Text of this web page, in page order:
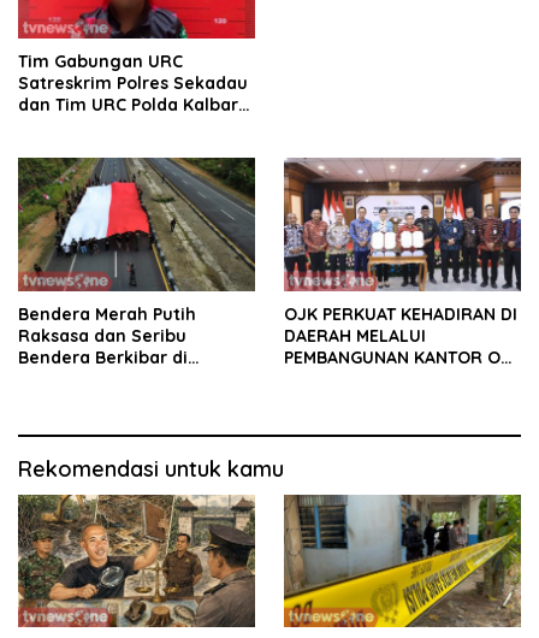
Tim Gabungan URC
Satreskrim Polres Sekadau
dan Tim URC Polda Kalbar
Bendera Merah Putih
Raksasa dan Seribu
Bendera Berkibar di
OJK PERKUAT KEHADIRAN DI
DAERAH MELALUI
PEMBANGUNAN KANTOR OJK
Rekomendasi untuk kamu